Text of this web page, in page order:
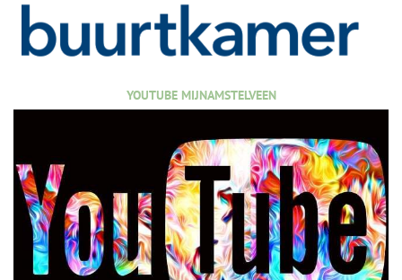
YOUTUBE MIJNAMSTELVEEN